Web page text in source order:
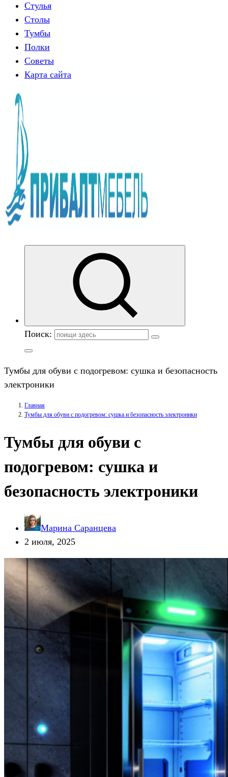
Стулья
Столы
Тумбы
Полки
Советы
Карта сайта
Поиск:
Тумбы для обуви с подогревом: сушка и безопасность
электроники
Главная
Тумбы для обуви с подогревом: сушка и безопасность электроники
Тумбы для обуви с
подогревом: сушка и
безопасность электроники
Марина Саранцева
2 июля, 2025